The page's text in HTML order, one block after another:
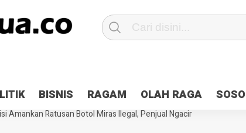
BISNIS RAGAM OLAH RAGA
Patroli 2×24 jam di Kota Jayapura
Pesan Sejuk Polri di
5 Sentani Terbakar
Hibah Pilkada Jayapura Cair 10 Persen,
Amankan Ratusan Botol Miras Ilegal, Penjual Ngacir